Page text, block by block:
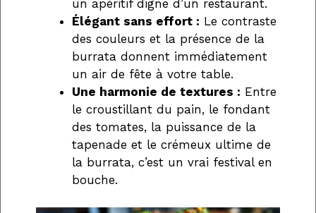
un apéritif digne d’un restaurant.
Élégant sans effort : Le contraste
des couleurs et la présence de la
burrata donnent immédiatement
un air de fête à votre table.
Une harmonie de textures : Entre
le croustillant du pain, le fondant
des tomates, la puissance de la
tapenade et le crémeux ultime de
la burrata, c’est un vrai festival en
bouche.